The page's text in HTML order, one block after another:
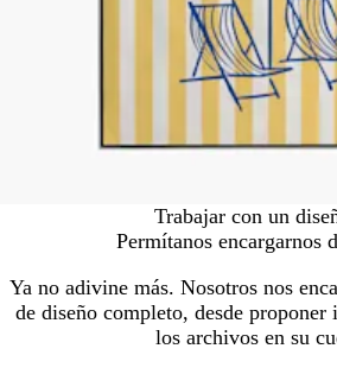
Trabajar con un
Permítanos encargarnos
Ya no adivine más. Nosotros nos
de diseño completo, desde proponer
los archivos en su